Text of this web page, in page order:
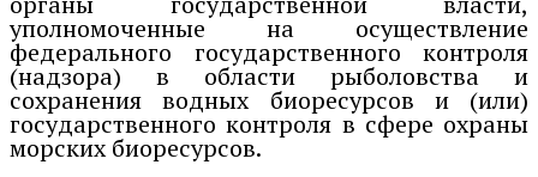
уполномоченные на осуществление
федерального государственного контроля
(надзора) в области рыболовства и
сохранения водных биоресурсов и (или)
государственного контроля в сфере охраны
морских биоресурсов.